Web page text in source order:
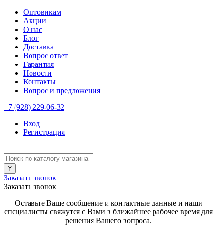
Оптовикам
Акции
О нас
Блог
Доставка
Вопрос ответ
Гарантия
Новости
Контакты
Вопрос и предложения
+7 (928) 229-06-32
Вход
Регистрация
Заказать звонок
Заказать звонок
Оставьте Ваше сообщение и контактные данные и наши
специалисты свяжутся с Вами в ближайшее рабочее время для
решения Вашего вопроса.